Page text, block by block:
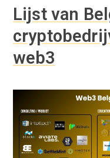
Lijst van
web3